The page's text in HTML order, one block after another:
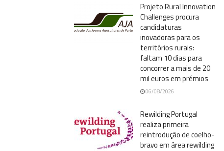
Projeto Rural Innovation
Challenges procura
candidaturas
inovadoras para os
territórios rurais:
faltam 10 dias para
concorrer a mais de 20
mil euros em prémios
06/08/2026
Rewilding Portugal
realiza primeira
reintrodução de coelho-
bravo em área rewilding